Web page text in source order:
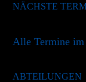
NÄCHSTE
Alle Termine
ABTEILUNGEN